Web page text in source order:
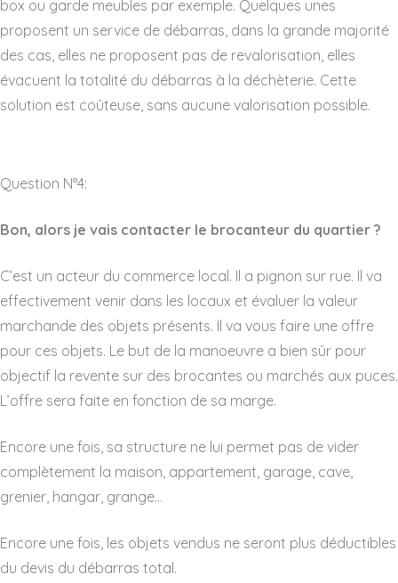
box ou garde meubles par exemple. Quelques unes
proposent un service de débarras, dans la grande majorité
des cas, elles ne proposent pas de revalorisation, elles
évacuent la totalité du débarras à la déchèterie. Cette
solution est coûteuse, sans aucune valorisation possible.
Question N°4:
Bon, alors je vais contacter le brocanteur du quartier ?
C’est un acteur du commerce local. Il a pignon sur rue. Il va
effectivement venir dans les locaux et évaluer la valeur
marchande des objets présents. Il va vous faire une offre
pour ces objets. Le but de la manoeuvre a bien sûr pour
objectif la revente sur des brocantes ou marchés aux puces.
L’offre sera faite en fonction de sa marge.
Encore une fois, sa structure ne lui permet pas de vider
complètement la maison, appartement, garage, cave,
grenier, hangar, grange…
Encore une fois, les objets vendus ne seront plus déductibles
du devis du débarras total.